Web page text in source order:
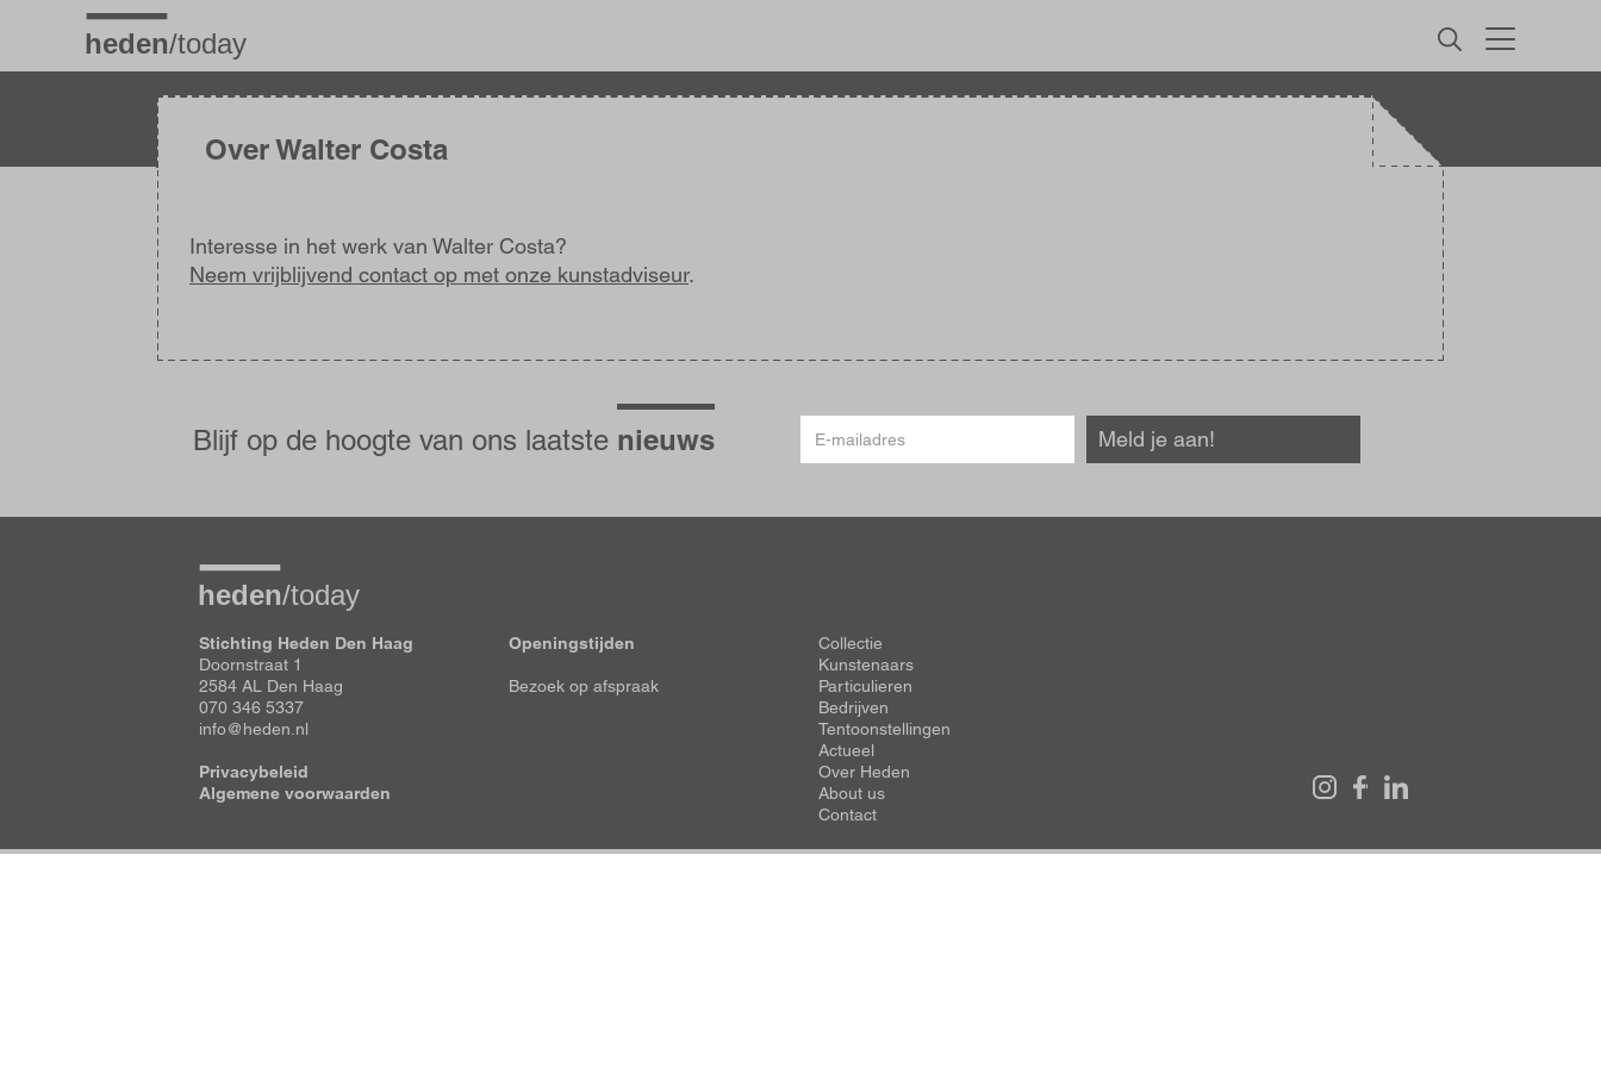
Overslaan
Over Walter Costa
Interesse in het werk van Walter Costa?
Neem vrijblijvend contact op met onze kunstadviseur.
de
hoogte
Blijf op de hoogte van ons laatste nieuws
mailadres
Meld je aan!
Stichting Heden Den Haag
Doornstraat 1
2584 AL Den Haag
070 346 5337
info@heden.nl
Privacybeleid
Algemene voorwaarden
Openingstijden
Bezoek op afspraak
Voet
Collectie
Kunstenaars
Particulieren
Bedrijven
Tentoonstellingen
Actueel
Over Heden
About us
Contact